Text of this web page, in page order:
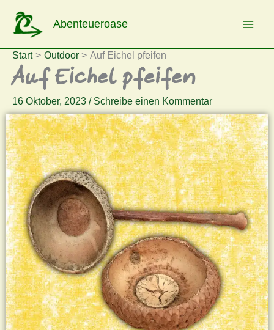
Inhalt
springen
Abenteueroase
Start Outdoor Auf Eichel pfeifen
Auf Eichel pfeifen
16 Oktober, 2023 / Schreibe einen Kommentar